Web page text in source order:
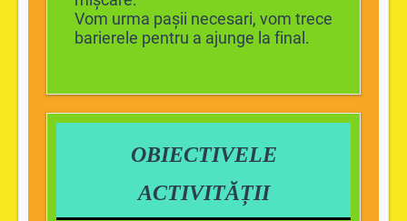
Vom urma pașii necesari, vom trece
barierele pentru a ajunge la final.
OBIECTIVELE
ACTIVITĂȚII